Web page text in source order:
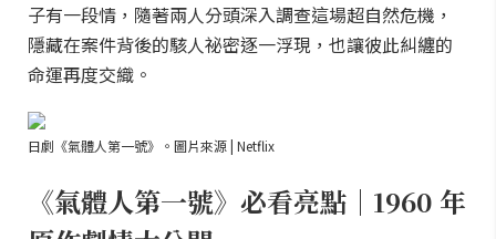
子有一段情，隨著兩人分頭深入調查這場超自然危機，
隱藏在案件背後的駭人祕密逐一浮現，也讓彼此糾纏的
命運再度交織。
日劇《氣體人第一號》。圖片來源 | Netflix
《氣體人第一號》必看亮點｜1960 年